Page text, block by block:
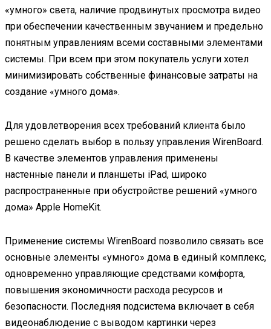
«умного» света, наличие продвинутых просмотра видео
при обеспечении качественным звучанием и предельно
понятным управлениям всеми составными элементами
системы. При всем при этом покупатель услуги хотел
минимизировать собственные финансовые затраты на
создание «умного дома».
Для удовлетворения всех требований клиента было
решено сделать выбор в пользу управления WirenBoard.
В качестве элементов управления применены
настенные панели и планшеты iPad, широко
распространенные при обустройстве решений «умного
дома» Apple HomeKit.
Применение системы WirenBoard позволило связать все
основные элементы «умного» дома в единый комплекс,
одновременно управляющие средствами комфорта,
повышения экономичности расхода ресурсов и
безопасности. Последняя подсистема включает в себя
видеонаблюдение с выводом картинки через